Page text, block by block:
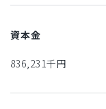
資本金
836,231千円